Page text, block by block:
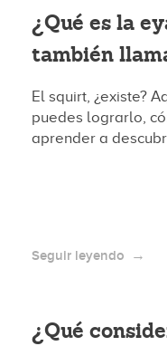
¿Qué es la
también
El squirt, ¿existe?
puedes lograrlo,
aprender a
Seguir leyendo
¿Qué